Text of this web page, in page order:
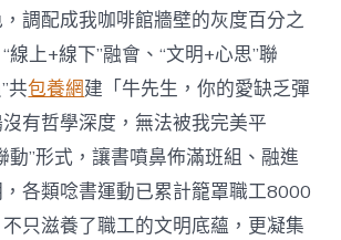
調配成我咖啡館牆壁的灰度百分之
線上+線下”融會、“文明+心思”聯
共包養網建「牛先生，你的愛缺乏彈
有哲學深度，無法被我完美平
動”形式，讓書噴鼻佈滿班組、融進
各類唸書運動已累計籠罩職工8000
不只滋養了職工的文明底蘊，更凝集